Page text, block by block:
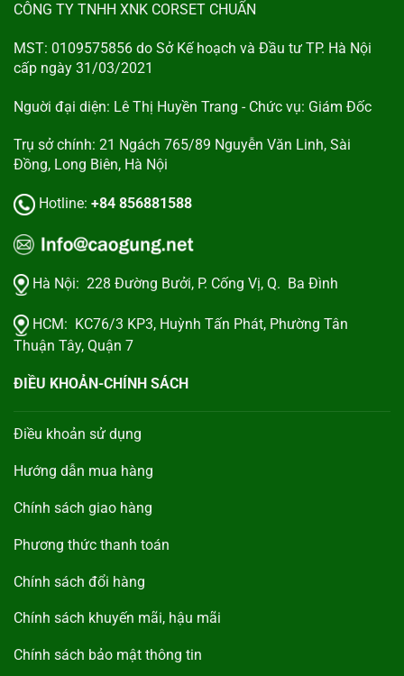
CÔNG TY TNHH XNK CORSET CHUẨN
MST: 0109575856 do Sở Kế hoạch và Đầu tư TP. Hà Nội
cấp ngày 31/03/2021
Nguời đại diện: Lê Thị Huyền Trang - Chức vụ: Giám Đốc
Trụ sở chính: 21 Ngách 765/89 Nguyễn Văn Linh, Sài
Đồng, Long Biên, Hà Nội
Hotline: +84 856881588
Hà Nội: 228 Đường Bưởi, P. Cống Vị, Q. Ba Đình
HCM: KC76/3 KP3, Huỳnh Tấn Phát, Phường Tân
Thuận Tây, Quận 7
ĐIỀU KHOẢN-CHÍNH SÁCH
Điều khoản sử dụng
Hướng dẫn mua hàng
Chính sách giao hàng
Phương thức thanh toán
Chính sách đổi hàng
Chính sách khuyến mãi, hậu mãi
Chính sách bảo mật thông tin